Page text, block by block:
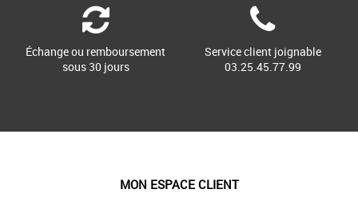
Échange ou remboursement
sous 30 jours
Service client joignable
03.25.45.77.99
MON ESPACE CLIENT